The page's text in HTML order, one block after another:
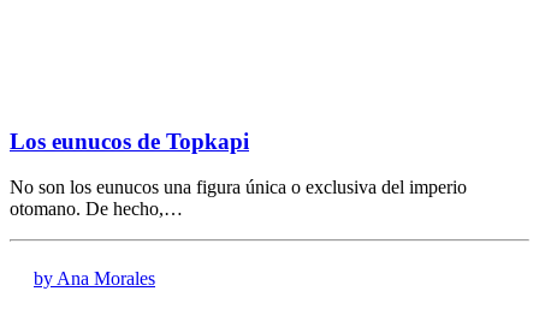
Los eunucos de Topkapi
No son los eunucos una figura única o exclusiva del imperio
otomano. De hecho,…
by Ana Morales